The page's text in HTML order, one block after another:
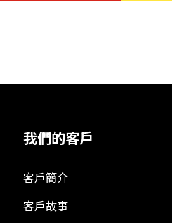
我們的客戶
客戶簡介
客戶故事